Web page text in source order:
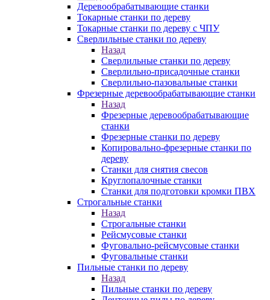
Деревообрабатывающие станки
Токарные станки по дереву
Токарные станки по дереву с ЧПУ
Сверлильные станки по дереву
Назад
Сверлильные станки по дереву
Сверлильно-присадочные станки
Сверлильно-пазовальные станки
Фрезерные деревообрабатывающие станки
Назад
Фрезерные деревообрабатывающие
станки
Фрезерные станки по дереву
Копировально-фрезерные станки по
дереву
Станки для снятия свесов
Круглопалочные станки
Станки для подготовки кромки ПВХ
Строгальные станки
Назад
Строгальные станки
Рейсмусовые станки
Фуговально-рейсмусовые станки
Фуговальные станки
Пильные станки по дереву
Назад
Пильные станки по дереву